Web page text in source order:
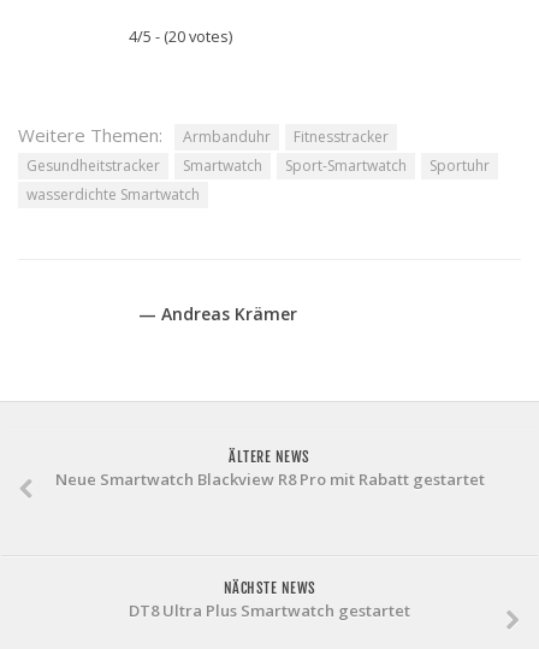
4/5 - (20 votes)
Weitere Themen: Armbanduhr
Fitnesstracker
Gesundheitstracker
Smartwatch Sport-Smartwatch
Sportuhr
wasserdichte Smartwatch
— Andreas Krämer
ÄLTERE NEWS
Neue Smartwatch Blackview R8 Pro mit Rabatt gestartet
NÄCHSTE NEWS
DT8 Ultra Plus Smartwatch gestartet